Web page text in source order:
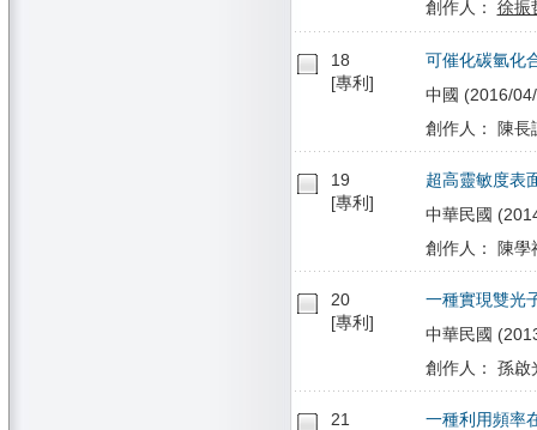
創作人： 徐振
18
[專利]
可催化碳氫化
中國 (2016/
創作人： 陳長
19
[專利]
超高靈敏度表
中華民國
創作人： 陳學
20
[專利]
一種實現雙光
中華民國
創作人： 孫啟
21
一種利用頻率